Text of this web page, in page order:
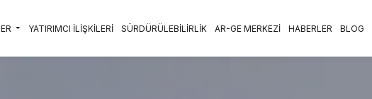
YATIRIMCI İLİŞKİLERİ SÜRDÜRÜLEBİLİRLİK AR-GE MERKEZİ HABERLER BLOG